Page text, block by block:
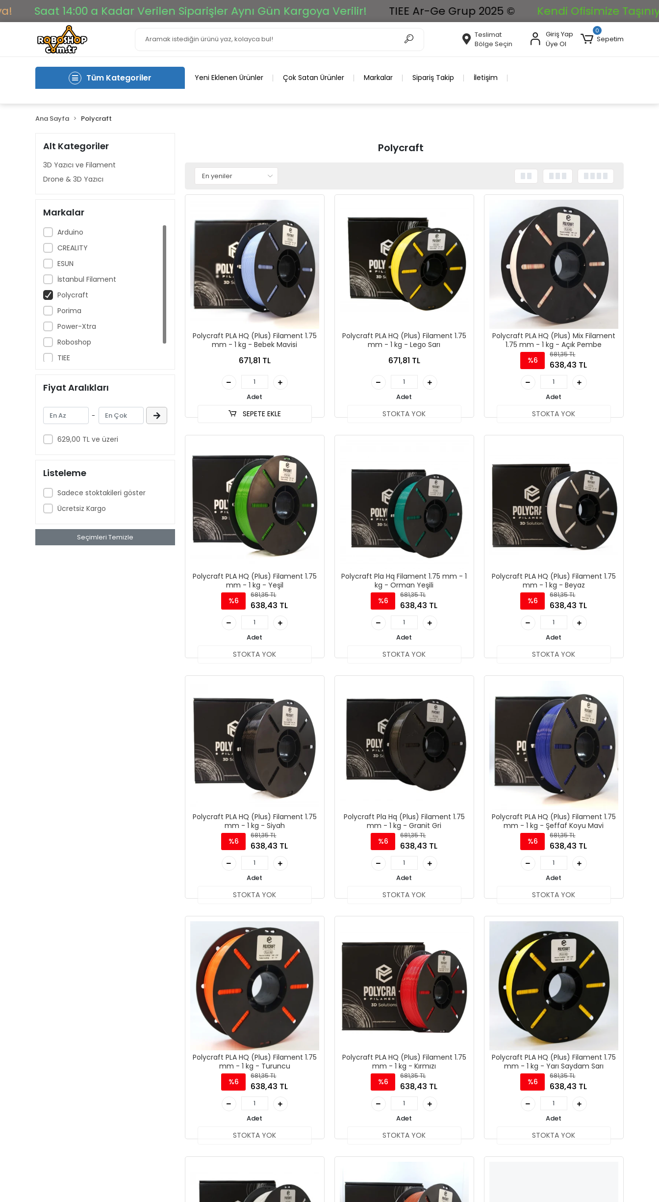
14:00 a Kadar Verilen Siparişler Aynı Gün Kargoya Verilir! TIEE Ar-Ge Grup 2025 © Kendi Ofisimize Taşınıyoruz.
Teslimat
Bölge Seçin
Giriş Yap
Üye Ol
0
Sepetim
Tüm Kategoriler Yeni Eklenen Ürünler Çok Satan Ürünler Markalar Sipariş Takip İletişim
Ana Sayfa Polycraft
Alt Kategoriler
3D Yazıcı ve Filament
Drone & 3D Yazıcı
Markalar
Arduino
CREALITY
ESUN
İstanbul Filament
Polycraft
Porima
Power-Xtra
Roboshop
TIEE
Fiyat Aralıkları
-
629,00 TL ve üzeri
Listeleme
Sadece stoktakileri göster
Ücretsiz Kargo
Seçimleri Temizle
Polycraft
Polycraft PLA HQ (Plus) Filament 1.75
mm - 1 kg - Bebek Mavisi
671,81 TL
Adet
SEPETE EKLE
Polycraft PLA HQ (Plus) Filament 1.75
mm - 1 kg - Lego Sarı
671,81 TL
Adet
STOKTA YOK
Polycraft PLA HQ (Plus) Mix Filament
1.75 mm - 1 kg - Açık Pembe
%6
681,35 TL
638,43 TL
Adet
STOKTA YOK
Polycraft PLA HQ (Plus) Filament 1.75
mm - 1 kg - Yeşil
%6
681,35 TL
638,43 TL
Adet
STOKTA YOK
Polycraft Pla Hq Filament 1.75 mm - 1
kg - Orman Yeşili
%6
681,35 TL
638,43 TL
Adet
STOKTA YOK
Polycraft PLA HQ (Plus) Filament 1.75
mm - 1 kg - Beyaz
%6
681,35 TL
638,43 TL
Adet
STOKTA YOK
Polycraft PLA HQ (Plus) Filament 1.75
mm - 1 kg - Siyah
%6
681,35 TL
638,43 TL
Adet
STOKTA YOK
Polycraft Pla Hq (Plus) Filament 1.75
mm - 1 kg - Granit Gri
%6
681,35 TL
638,43 TL
Adet
STOKTA YOK
Polycraft PLA HQ (Plus) Filament 1.75
mm - 1 kg - Şeffaf Koyu Mavi
%6
681,35 TL
638,43 TL
Adet
STOKTA YOK
Polycraft PLA HQ (Plus) Filament 1.75
mm - 1 kg - Turuncu
%6
681,35 TL
638,43 TL
Adet
STOKTA YOK
Polycraft PLA HQ (Plus) Filament 1.75
mm - 1 kg - Kırmızı
%6
681,35 TL
638,43 TL
Adet
STOKTA YOK
Polycraft PLA HQ (Plus) Filament 1.75
mm - 1 kg - Yarı Saydam Sarı
%6
681,35 TL
638,43 TL
Adet
STOKTA YOK